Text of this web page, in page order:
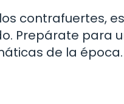
contrafuertes, es
Prepárate para
de la época.